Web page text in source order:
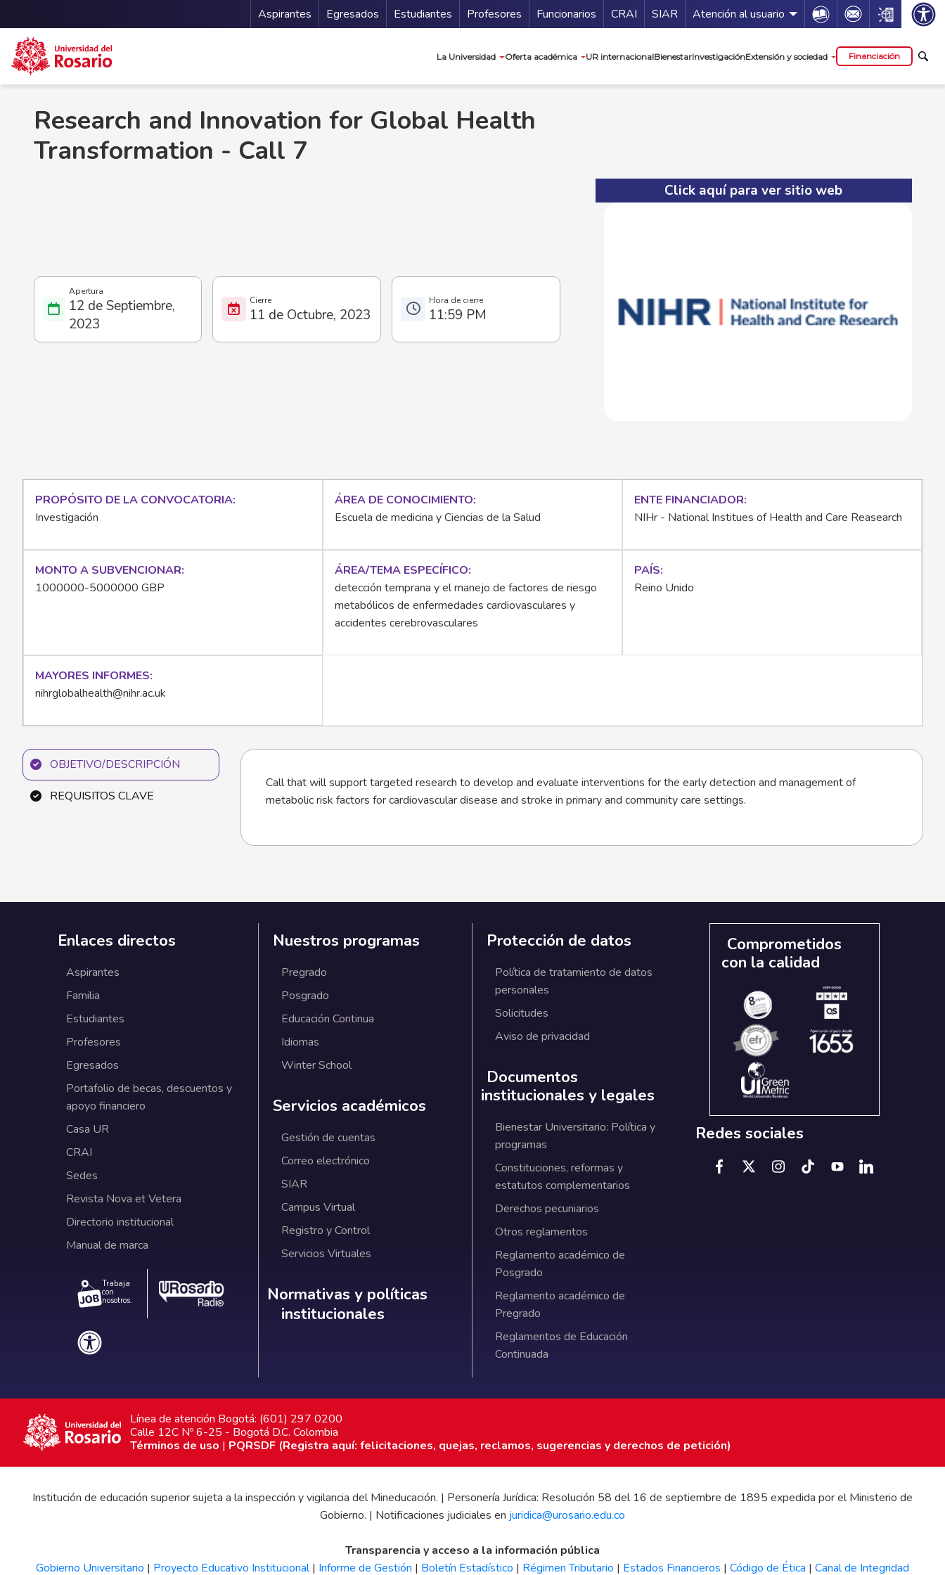
Menu Secundario
Aspirantes Egresados Estudiantes Profesores Funcionarios Guía de servicios
CRAI SIAR Atención al usuario Icon Icon Icon
La Universidad Oferta académica UR internacionalBienestarInvestigaciónExtensión y sociedad Financiación
12 de Septiembre,
2023
11 de Octubre, 2023 11:59 PM
Research and Innovation for Global Health
Transformation - Call 7
Click aquí para ver sitio web
PROPÓSITO DE LA CONVOCATORIA
Investigación
ÁREA DE CONOCIMIENTO
Escuela de medicina y Ciencias de la Salud
ENTE FINANCIADOR
NIHr - National Institues of Health and Care Reasearch
MONTO A SUBVENCIONAR
1000000-5000000 GBP
ÁREA/TEMA ESPECÍFICO
detección temprana y el manejo de factores de riesgo
metabólicos de enfermedades cardiovasculares y
accidentes cerebrovasculares
PAÍS
Reino Unido
MAYORES INFORMES
nihrglobalhealth@nihr.ac.uk
OBJETIVO/DESCRIPCIÓN
REQUISITOS CLAVE
Call that will support targeted research to develop and evaluate interventions for the early detection and management of
metabolic risk factors for cardiovascular disease and stroke in primary and community care settings.
Enlaces directos
Aspirantes
Familia
Estudiantes
Profesores
Egresados
Portafolio de becas, descuentos y
apoyo financiero
Casa UR
CRAI
Sedes
Revista Nova et Vetera
Directorio institucional
Manual de marca
Trabaja
con
nosotros.
Nuestros programas
Pregrado
Posgrado
Educación Continua
Idiomas
Winter School
Servicios académicos
Gestión de cuentas
Correo electrónico
SIAR
Campus Virtual
Registro y Control
Servicios Virtuales
Normativas y políticas institucionales
Normativas y políticas
institucionales
Protección de datos
Política de tratamiento de datos
personales
Solicitudes
Aviso de privacidad
Documentos
institucionales y legales
Bienestar Universitario: Política y
programas
Constituciones, reformas y
estatutos complementarios
Derechos pecuniarios
Otros reglamentos
Reglamento académico de
Posgrado
Reglamento académico de
Pregrado
Reglamentos de Educación
Continuada
Comprometidos
con la calidad
Redes sociales
Línea de atención Bogotá: (601) 297 0200
Calle 12C Nº 6-25 - Bogotá D.C. Colombia
Términos de uso | PQRSDF (Registra aquí: felicitaciones, quejas, reclamos, sugerencias y derechos de petición)
Institución de educación superior sujeta a la inspección y vigilancia del Mineducación. | Personería Jurídica: Resolución 58 del 16 de septiembre de 1895 expedida por el Ministerio de
Gobierno. | Notificaciones judiciales en juridica@urosario.edu.co
Transparencia y acceso a la información pública
Gobierno Universitario | Proyecto Educativo Institucional| Informe de Gestión | Boletín Estadístico | Régimen Tributario | Estados Financieros | Código de Ética | Canal de Integridad